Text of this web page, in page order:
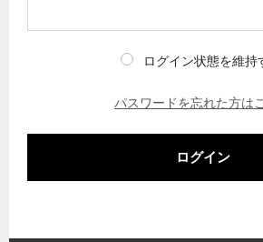
ログイン状態を維持
パスワードを忘れた方は
ログイン